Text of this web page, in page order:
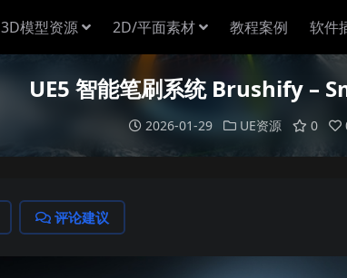
3D模型资源 2D/平面素材 教程案例 软件
UE5 智能笔刷系统 Brushify –
2026-01-29 UE资源 0
评论建议